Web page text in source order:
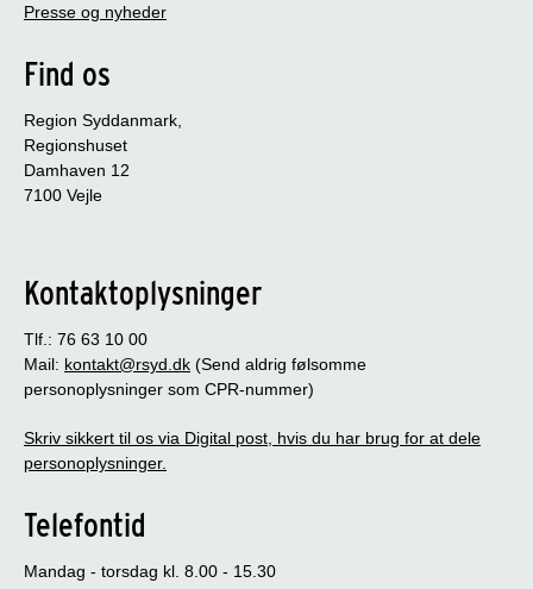
Presse og nyheder
Find os
Region Syddanmark,
Regionshuset
Damhaven 12
7100 Vejle
Kontaktoplysninger
Tlf.: 76 63 10 00
Mail: kontakt@rsyd.dk (Send aldrig følsomme
personoplysninger som CPR-nummer)
Skriv sikkert til os via Digital post, hvis du har brug for at dele
personoplysninger.
Telefontid
Mandag - torsdag kl. 8.00 - 15.30